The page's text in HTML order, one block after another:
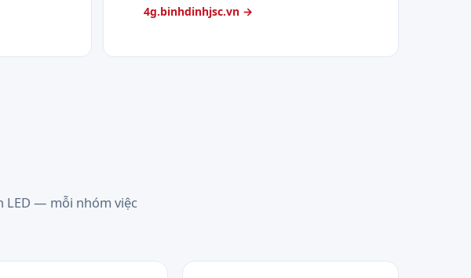
4g.binhdinhjsc.vn →
LED — mỗi nhóm việc